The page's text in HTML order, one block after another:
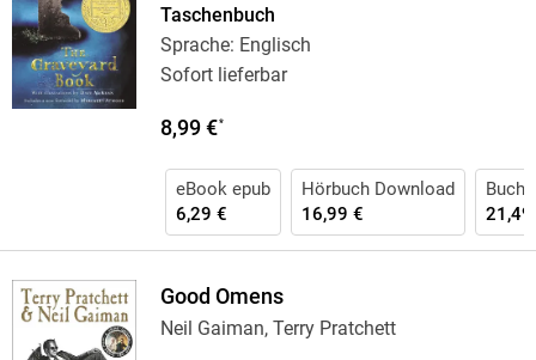
Taschenbuch
Sprache: Englisch
Sofort lieferbar
8,99 €*
eBook epub
6,29 €
Hörbuch Download
16,99 €
Buch
21,49
Good Omens
Neil Gaiman, Terry Pratchett